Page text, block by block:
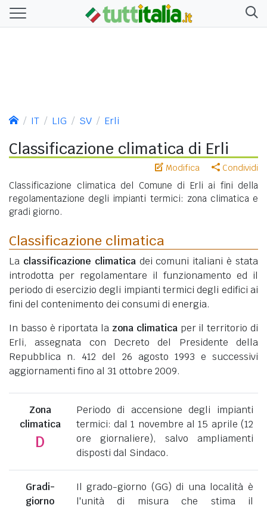
IT LIG SV Erli
Classificazione climatica di Erli
Modifica Condividi
Classificazione climatica del Comune di Erli ai fini della
regolamentazione degli impianti termici: zona climatica e
gradi giorno.
Classificazione climatica
La classificazione climaticadei comuni italiani è stata
introdotta per regolamentare il funzionamento ed il
periodo di esercizio degli impianti termici degli edifici ai
fini del contenimento dei consumi di energia.
In basso è riportata la zona climaticaper il territorio di
Erli, assegnata con Decreto del Presidente della
Repubblica n. 412 del 26 agosto 1993 e successivi
aggiornamenti fino al 31 ottobre 2009.
Zona
climatica
D
Periodo di accensione degli impianti
termici: dal 1 novembre al 15 aprile (12
ore giornaliere), salvo ampliamenti
disposti dal Sindaco.
Gradi-
giorno
Il grado-giorno (GG) di una località è
l'unità di misura che stima il